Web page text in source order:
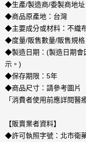
◆生產/製造商/委製商地
◆商品原產地：台灣
◆主要成分或材料：不織
◆度量/販售數量/販售規格
◆製造日期：(製造日期會
示。)
◆保存期限：5年
◆商品尺寸：請參考圖片
「消費者使用前應詳閱醫
【販賣業者資料】
◆許可執照字號：北市衛